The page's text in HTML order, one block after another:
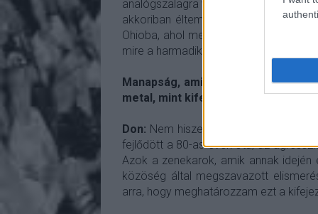
analógszalagra vettük fel. Aztán
akkoriban éltem és felvettem az
Ohioba, ahol mentünk és
mire a harmadik végre kiadta. Az
Manapság, amikor egyre
metal, mint kifejezés?
Don: Nem hiszem, hogy a
fejlődött a 80-as évek óta, az
Azok a zenekarok, amik annak
közöség által megszavazott
arra, hogy meghatározzam ezt a